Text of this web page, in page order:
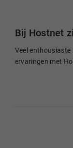
Bij Hostnet
Veel enthousiaste
ervaringen met